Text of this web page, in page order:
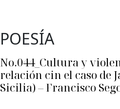
POESÍA
No.044_Cultura y
relación cin el caso de
Sicilia) – Francisco